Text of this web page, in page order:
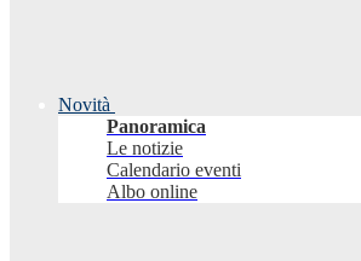
Novità
Panoramica
Le notizie
Calendario eventi
Albo online